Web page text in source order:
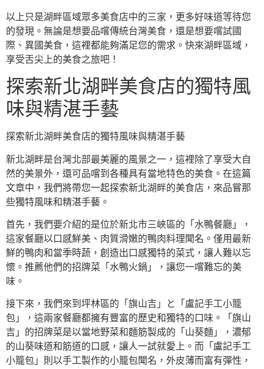
以上只是湖畔區域眾多美食店中的三家，更多好味道等待您
的發現。無論是想要品嚐傳統台灣美食，還是想要嚐試國
際、異國美食，這裡都能夠滿足您的需求。快來湖畔區域，
享受舌尖上的美食之旅吧！
探索新北湖畔美食店的獨特風
味與精湛手藝
探索新北湖畔美食店的獨特風味與精湛手藝
新北湖畔是台灣北部最美麗的風景之一，這裡除了享受大自
然的美景外，還可品嚐到各種具有當地特色的美食。在這篇
文章中，我們將帶您一起探索新北湖畔的美食店，來品嘗那
些獨特風味和精湛手藝。
首先，我們要介紹的是位於新北市三峽區的「水鴨餐廳」，
這家餐廳以口感鮮美、肉質滑嫩的鴨肉料理聞名。僅用最新
鮮的鴨肉和當季時蔬，創造出口感獨特的菜式，讓人難以忘
懷。推薦他們的招牌菜「水鴨火鍋」，讓您一嚐難忘的美
味。
接下來，我們來到坪林區的「旗山吉」と「盧記手工小籠
包」，這兩家餐廳都擁有豐富的歷史和獨特的口味。「旗山
吉」的招牌菜是以當地野菜和麵筋製成的「山葵麵」，濃郁
的山葵味道和筋道的口感，讓人一試就愛上。而「盧記手工
小籠包」則以手工製作的小籠包聞名，外皮薄而富有彈性，